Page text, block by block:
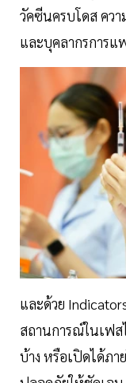
วัคซีนครบโดส ควา
และบุคลากรการแ
และด้วย
สถานการณ์ในเฟส
บ้าง หรือเปิดได้ภา